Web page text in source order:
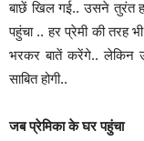
बाछें खिल गई.. उसने तुरंत
पहुंचा .. हर प्रेमी की
भरकर बातें करेंगे.. लेकिन
साबित होगी..
जब प्रेमिका के घर पहुंचा